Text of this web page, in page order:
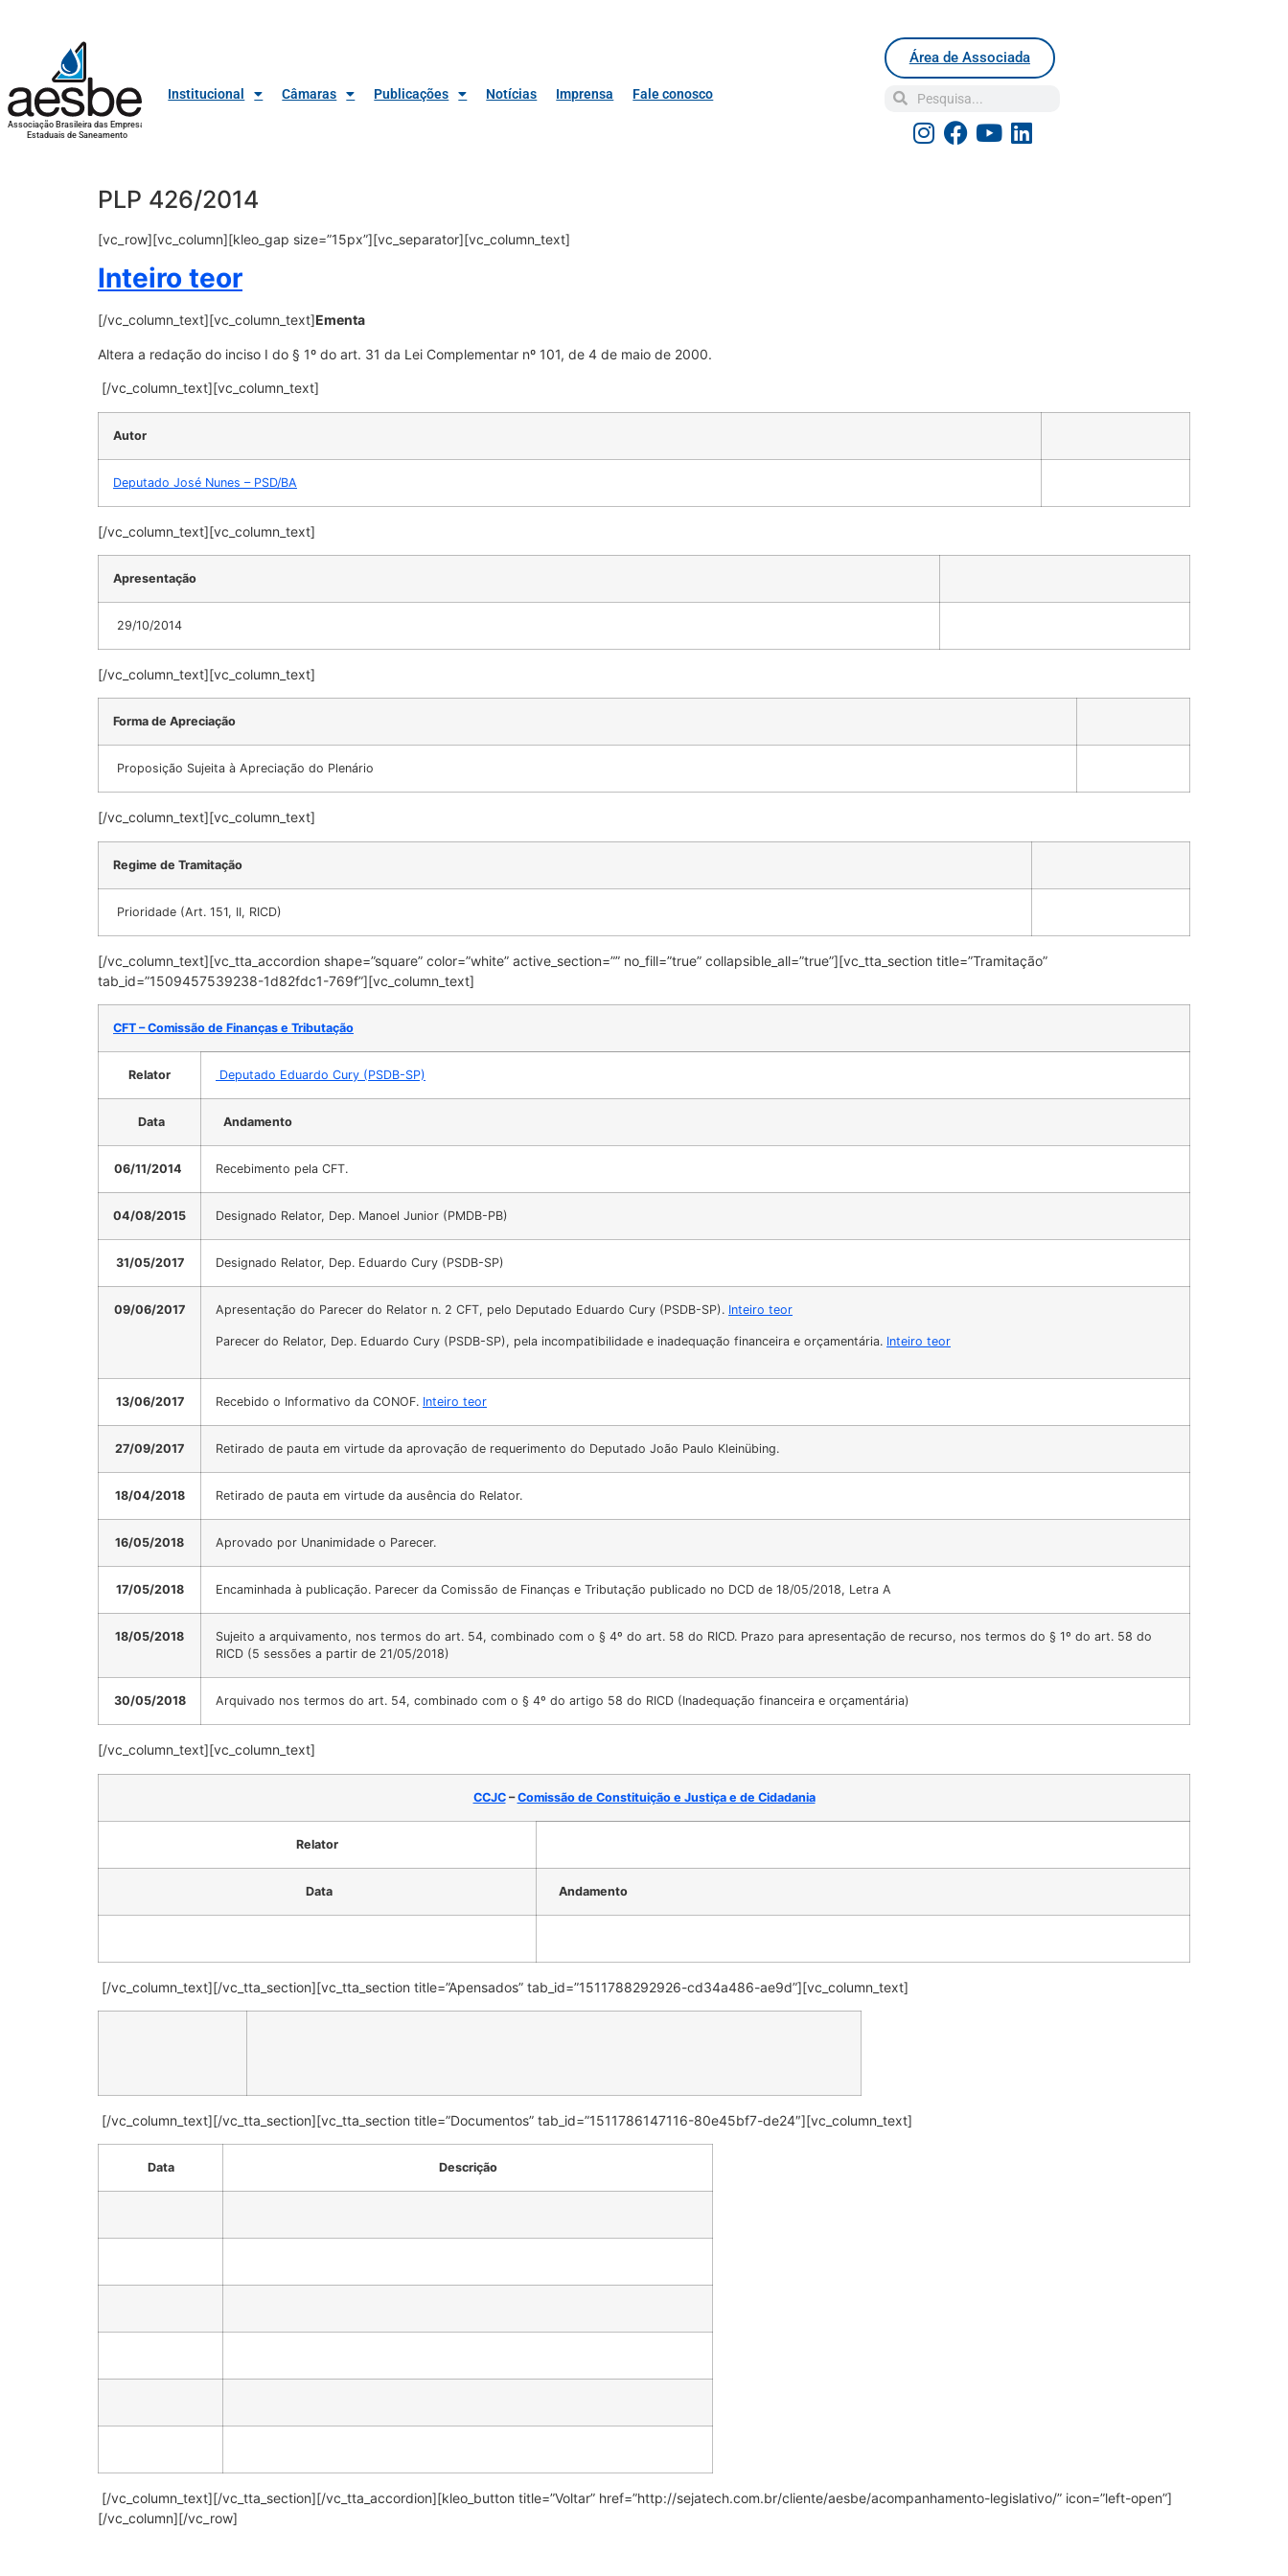
Associação Brasileira das Empresas
Estaduais de Saneamento
Institucional Câmaras Publicações Notícias Imprensa Fale conosco
Área de Associada
PLP 426/2014
[vc_row][vc_column][kleo_gap size=”15px”][vc_separator][vc_column_text]
Inteiro teor
[/vc_column_text][vc_column_text]Ementa
Altera a redação do inciso I do § 1º do art. 31 da Lei Complementar nº 101, de 4 de maio de 2000.
[/vc_column_text][vc_column_text]
Autor
Deputado José Nunes – PSD/BA
[/vc_column_text][vc_column_text]
Apresentação
29/10/2014
[/vc_column_text][vc_column_text]
Forma de Apreciação
Proposição Sujeita à Apreciação do Plenário
[/vc_column_text][vc_column_text]
Regime de Tramitação
Prioridade (Art. 151, II, RICD)
[/vc_column_text][vc_tta_accordion shape=”square” color=”white” active_section=”” no_fill=”true” collapsible_all=”true”][vc_tta_section title=”Tramitação”
tab_id=”1509457539238-1d82fdc1-769f”][vc_column_text]
CFT – Comissão de Finanças e Tributação
Relator Deputado Eduardo Cury (PSDB-SP)
Data Andamento
06/11/2014 Recebimento pela CFT.
04/08/2015 Designado Relator, Dep. Manoel Junior (PMDB-PB)
31/05/2017 Designado Relator, Dep. Eduardo Cury (PSDB-SP)
09/06/2017 Apresentação do Parecer do Relator n. 2 CFT, pelo Deputado Eduardo Cury (PSDB-SP). Inteiro teor
Parecer do Relator, Dep. Eduardo Cury (PSDB-SP), pela incompatibilidade e inadequação financeira e orçamentária. Inteiro teor
13/06/2017 Recebido o Informativo da CONOF. Inteiro teor
27/09/2017 Retirado de pauta em virtude da aprovação de requerimento do Deputado João Paulo Kleinübing.
18/04/2018 Retirado de pauta em virtude da ausência do Relator.
16/05/2018 Aprovado por Unanimidade o Parecer.
17/05/2018 Encaminhada à publicação. Parecer da Comissão de Finanças e Tributação publicado no DCD de 18/05/2018, Letra A
18/05/2018
Sujeito a arquivamento, nos termos do art. 54, combinado com o § 4º do art. 58 do RICD. Prazo para apresentação de recurso, nos termos do § 1º do art. 58 do
RICD (5 sessões a partir de 21/05/2018)
30/05/2018 Arquivado nos termos do art. 54, combinado com o § 4º do artigo 58 do RICD (Inadequação financeira e orçamentária)
[/vc_column_text][vc_column_text]
CCJC–Comissão de Constituição e Justiça e de Cidadania
Relator
Data Andamento
[/vc_column_text][/vc_tta_section][vc_tta_section title=”Apensados” tab_id=”1511788292926-cd34a486-ae9d”][vc_column_text]
[/vc_column_text][/vc_tta_section][vc_tta_section title=”Documentos” tab_id=”1511786147116-80e45bf7-de24″][vc_column_text]
Data Descrição
[/vc_column_text][/vc_tta_section][/vc_tta_accordion][kleo_button title=”Voltar” href=”http://sejatech.com.br/cliente/aesbe/acompanhamento-legislativo/” icon=”left-open”]
[/vc_column][/vc_row]